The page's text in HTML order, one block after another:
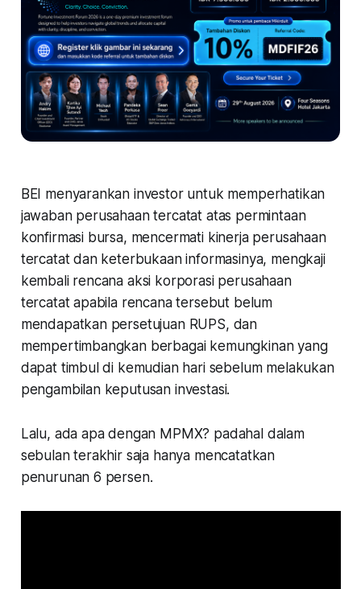
BEI menyarankan investor untuk memperhatikan
jawaban perusahaan tercatat atas permintaan
konfirmasi bursa, mencermati kinerja perusahaan
tercatat dan keterbukaan informasinya, mengkaji
kembali rencana aksi korporasi perusahaan
tercatat apabila rencana tersebut belum
mendapatkan persetujuan RUPS, dan
mempertimbangkan berbagai kemungkinan yang
dapat timbul di kemudian hari sebelum melakukan
pengambilan keputusan investasi.
Lalu, ada apa dengan MPMX? padahal dalam
sebulan terakhir saja hanya mencatatkan
penurunan 6 persen.